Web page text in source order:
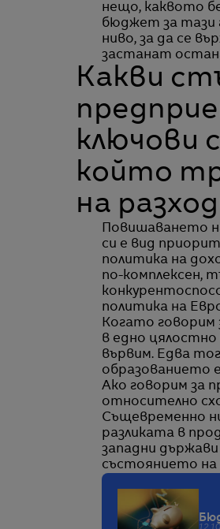
нещо, каквото
бюджет за тази
ниво, за да се
застанат
Какви
ключови
който
на
Повишаването
си е вид
политика на
по-комплексен,
политика на
Когато
в едно цялостно
вървим. Едва
образованието
Ако говорим за
относително
Същевременно
разликата в
западни
състоянието на